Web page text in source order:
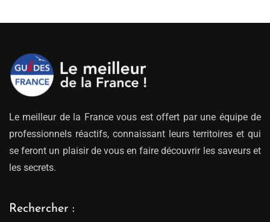
Le meilleur de la France vous est offert par une équipe de
professionnels réactifs, connaissant leurs territoires et qui
se feront un plaisir de vous en faire découvrir les saveurs et
les secrets.
Rechercher :